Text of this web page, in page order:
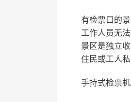
有检票口的
工作人员无
景区是独立
住民或工人
手持式检票